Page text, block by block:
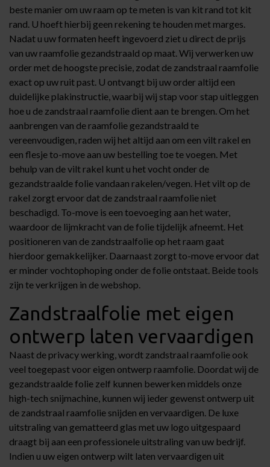
beste manier om uw raam op te meten is van kit rand tot kit
rand. U hoeft hierbij geen rekening te houden met marges.
Nadat u uw formaten heeft ingevoerd ziet u direct de prijs
van uw raamfolie gezandstraald op maat. Wij verwerken uw
order met de hoogste precisie, zodat de zandstraal raamfolie
exact op uw ruit past. U ontvangt bij uw order altijd een
duidelijke plakinstructie, waarbij wij stap voor stap uitleggen
hoe u de zandstraal raamfolie dient aan te brengen. Om het
aanbrengen van de raamfolie gezandstraald te
vereenvoudigen, raden wij het altijd aan om een vilt rakel en
een flesjeto-move aan uw bestelling toe te voegen. Met
behulp van de vilt rakel kunt u het vocht onder de
gezandstraalde folie vandaan rakelen/vegen. Het vilt op de
rakel zorgt ervoor dat de zandstraal raamfolie niet
beschadigd. To-move is een toevoeging aan het water,
waardoor de lijmkracht van de folie tijdelijk afneemt. Het
positioneren van de zandstraalfolie op het raam gaat
hierdoor gemakkelijker. Daarnaast zorgt to-move ervoor dat
er minder vochtophoping onder de folie ontstaat. Beide tools
zijn te verkrijgen in de webshop.
Zandstraalfolie met eigen
ontwerp laten vervaardigen
Naast de privacy werking, wordt zandstraal raamfolie ook
veel toegepast voor eigen ontwerp raamfolie. Doordat wij de
gezandstraalde folie zelf kunnen bewerken middels onze
high-tech snijmachine, kunnen wij ieder gewenst ontwerp uit
de zandstraal raamfolie snijden en vervaardigen. De luxe
uitstraling van gematteerd glas met uw logo uitgespaard
draagt bij aan een professionele uitstraling van uw bedrijf.
Indien u uw eigen ontwerp wilt laten vervaardigen uit